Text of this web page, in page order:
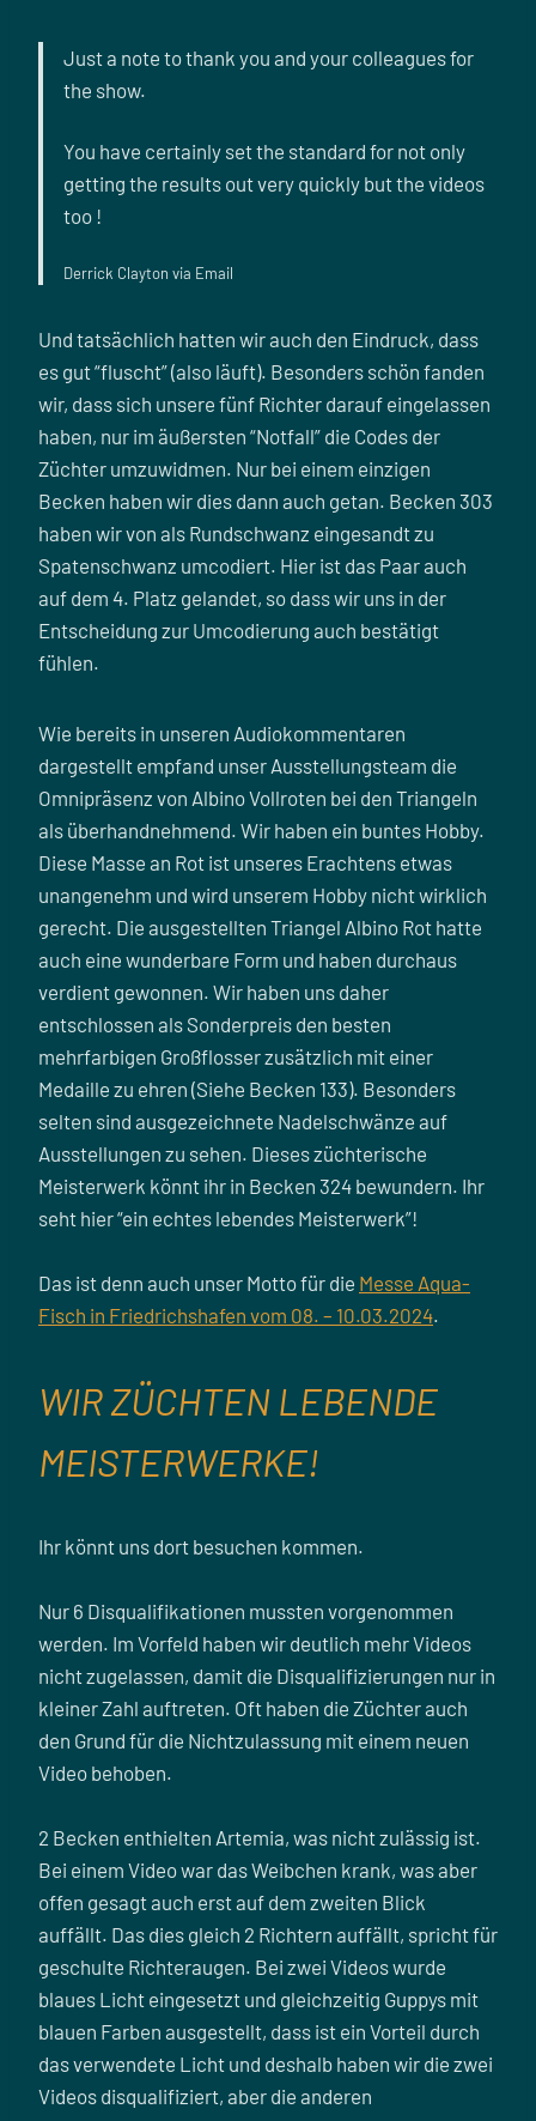
Just a note to thank you and your colleagues for
the show.
You have certainly set the standard for not only
getting the results out very quickly but the videos
too !
Derrick Clayton via Email
Und tatsächlich hatten wir auch den Eindruck, dass
es gut “fluscht” (also läuft). Besonders schön fanden
wir, dass sich unsere fünf Richter darauf eingelassen
haben, nur im äußersten “Notfall” die Codes der
Züchter umzuwidmen. Nur bei einem einzigen
Becken haben wir dies dann auch getan. Becken 303
haben wir von als Rundschwanz eingesandt zu
Spatenschwanz umcodiert. Hier ist das Paar auch
auf dem 4. Platz gelandet, so dass wir uns in der
Entscheidung zur Umcodierung auch bestätigt
fühlen.
Wie bereits in unseren Audiokommentaren
dargestellt empfand unser Ausstellungsteam die
Omnipräsenz von Albino Vollroten bei den Triangeln
als überhandnehmend. Wir haben ein buntes Hobby.
Diese Masse an Rot ist unseres Erachtens etwas
unangenehm und wird unserem Hobby nicht wirklich
gerecht. Die ausgestellten Triangel Albino Rot hatte
auch eine wunderbare Form und haben durchaus
verdient gewonnen. Wir haben uns daher
entschlossen als Sonderpreis den besten
mehrfarbigen Großflosser zusätzlich mit einer
Medaille zu ehren (Siehe Becken 133). Besonders
selten sind ausgezeichnete Nadelschwänze auf
Ausstellungen zu sehen. Dieses züchterische
Meisterwerk könnt ihr in Becken 324 bewundern. Ihr
seht hier “ein echtes lebendes Meisterwerk”!
Das ist denn auch unser Motto für die Messe Aqua-
Fisch in Friedrichshafen vom 08. – 10.03.2024.
WIR ZÜCHTEN LEBENDE
MEISTERWERKE!
Ihr könnt uns dort besuchen kommen.
Nur 6 Disqualifikationen mussten vorgenommen
werden. Im Vorfeld haben wir deutlich mehr Videos
nicht zugelassen, damit die Disqualifizierungen nur in
kleiner Zahl auftreten. Oft haben die Züchter auch
den Grund für die Nichtzulassung mit einem neuen
Video behoben.
2 Becken enthielten Artemia, was nicht zulässig ist.
Bei einem Video war das Weibchen krank, was aber
offen gesagt auch erst auf dem zweiten Blick
auffällt. Das dies gleich 2 Richtern auffällt, spricht für
geschulte Richteraugen. Bei zwei Videos wurde
blaues Licht eingesetzt und gleichzeitig Guppys mit
blauen Farben ausgestellt, dass ist ein Vorteil durch
das verwendete Licht und deshalb haben wir die zwei
Videos disqualifiziert, aber die anderen